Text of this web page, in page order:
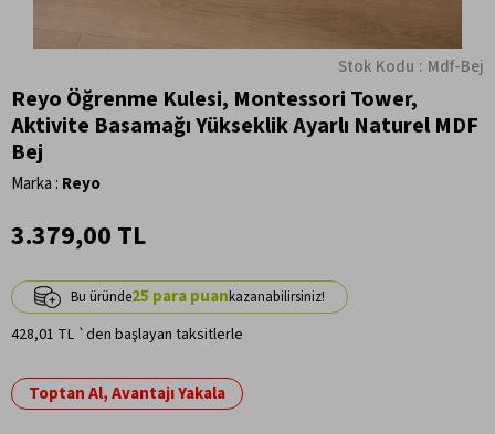
Stok Kodu Mdf-Bej
Reyo Öğrenme Kulesi, Montessori Tower,
Aktivite Basamağı Yükseklik Ayarlı Naturel MDF
Bej
Marka : Reyo
3.379,00 TL
25
428,01 TL `den başlayan taksitlerle
Toptan Al, Avantajı Yakala